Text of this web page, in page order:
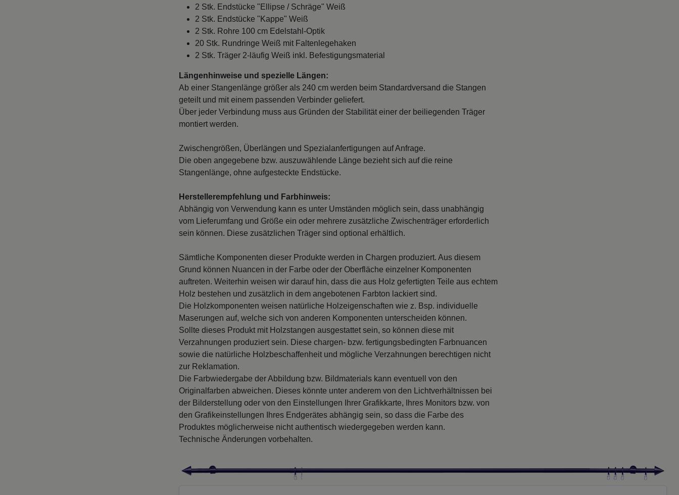
2 Stk. Endstücke "Ellipse / Schräge" Weiß
2 Stk. Endstücke "Kappe" Weiß
2 Stk. Rohre 100 cm Edelstahl-Optik
20 Stk. Rundringe Weiß mit Faltenlegehaken
2 Stk. Träger 2-läufig Weiß inkl. Befestigungsmaterial
Längenhinweise und spezielle Längen:
Ab einer Stangenlänge größer als 240 cm werden beim Standardversand die Stangen
geteilt und mit einem passenden Verbinder geliefert.
Über jeder Verbindung muss aus Gründen der Stabilität einer der beiliegenden Träger
montiert werden.
Zwischengrößen, Überlängen und Spezialanfertigungen auf Anfrage.
Die oben angegebene bzw. auszuwählende Länge bezieht sich auf die reine
Stangenlänge, ohne aufgesteckte Endstücke.
Herstellerempfehlung und Farbhinweis:
Abhängig von Verwendung kann es unter Umständen möglich sein, dass unabhängig
vom Lieferumfang und Größe ein oder mehrere zusätzliche Zwischenträger erforderlich
sein können. Diese zusätzlichen Träger sind optional erhältlich.
Sämtliche Komponenten dieser Produkte werden in Chargen produziert. Aus diesem
Grund können Nuancen in der Farbe oder der Oberfläche einzelner Komponenten
auftreten. Weiterhin weisen wir darauf hin, dass die aus Holz gefertigten Teile aus echtem
Holz bestehen und zusätzlich in dem angebotenen Farbton lackiert sind.
Die Holzkomponenten weisen natürliche Holzeigenschaften wie z. Bsp. individuelle
Maserungen auf, welche sich von anderen Komponenten unterscheiden können.
Sollte dieses Produkt mit Holzstangen ausgestattet sein, so können diese mit
Verzahnungen produziert sein. Diese chargen- bzw. fertigungsbedingten Farbnuancen
sowie die natürliche Holzbeschaffenheit und mögliche Verzahnungen berechtigen nicht
zur Reklamation.
Die Farbwiedergabe der Abbildung bzw. Bildmaterials kann eventuell von den
Originalfarben abweichen. Dieses könnte unter anderem von den Lichtverhältnissen bei
der Bilderstellung oder von den Einstellungen Ihrer Grafikkarte, Ihres Monitors bzw. von
den Grafikeinstellungen Ihres Endgerätes abhängig sein, so dass die Farbe des
Produktes möglicherweise nicht authentisch wiedergegeben werden kann.
Technische Änderungen vorbehalten.